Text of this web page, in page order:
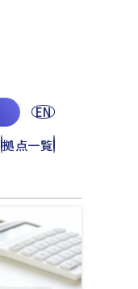
EN
拠点一覧